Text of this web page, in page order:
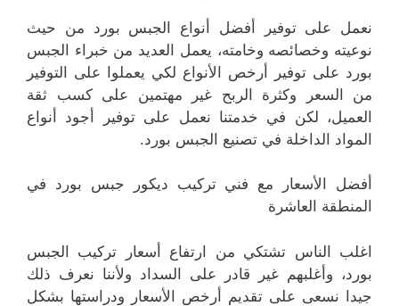
نعمل على توفير أفضل أنواع الجبس بورد من حيث
نوعيته وخصائصه وخامته، يعمل العديد من خبراء الجبس
بورد على توفير أرخص الأنواع لكي يعملوا على التوفير
من السعر وكثرة الربح غير مهتمين على كسب ثقة
العميل، لكن في خدمتنا نعمل على توفير أجود أنواع
المواد الداخلة في تصنيع الجبس بورد.
أفضل الأسعار مع فني تركيب ديكور جبس بورد في
المنطقة العاشرة
اغلب الناس تشتكي من ارتفاع أسعار تركيب الجبس
بورد، وأغلبهم غير قادر على السداد ولأننا نعرف ذلك
جيدا نسعى على تقديم أرخص الأسعار ودراستها بشكل